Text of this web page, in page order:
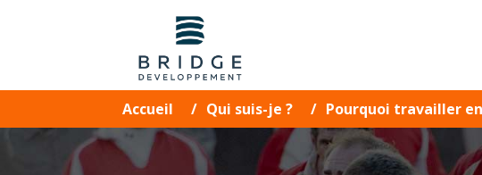
Accueil Qui suis-je ? Pourquoi travailler